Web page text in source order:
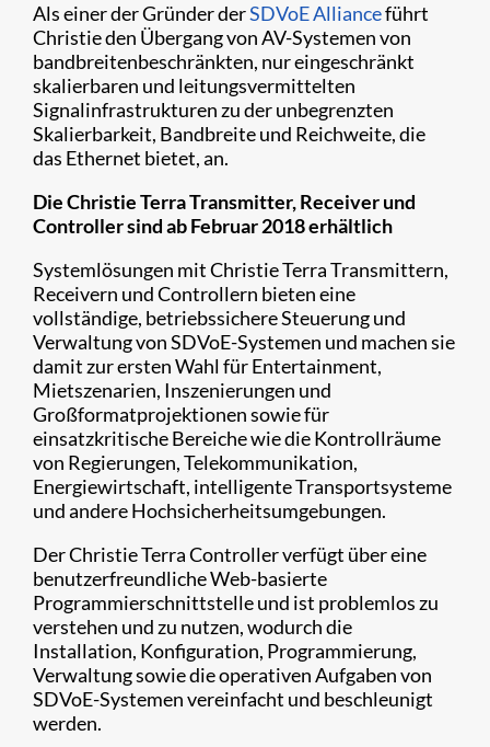
Als einer der Gründer derSDVoE Allianceführt
Christie den Übergang von AV-Systemen von
bandbreitenbeschränkten, nur eingeschränkt
skalierbaren und leitungsvermittelten
Signalinfrastrukturen zu der unbegrenzten
Skalierbarkeit, Bandbreite und Reichweite, die
das Ethernet bietet, an.
Die Christie Terra Transmitter, Receiver und
Controller sind ab Februar 2018 erhältlich
Systemlösungen mit Christie Terra Transmittern,
Receivern und Controllern bieten eine
vollständige, betriebssichere Steuerung und
Verwaltung von SDVoE-Systemen und machen sie
damit zur ersten Wahl für Entertainment,
Mietszenarien, Inszenierungen und
Großformatprojektionen sowie für
einsatzkritische Bereiche wie die Kontrollräume
von Regierungen, Telekommunikation,
Energiewirtschaft, intelligente Transportsysteme
und andere Hochsicherheitsumgebungen.
​Der Christie Terra Controller verfügt über eine
benutzerfreundliche Web-basierte
Programmierschnittstelle und ist problemlos zu
verstehen und zu nutzen, wodurch die
Installation, Konfiguration, Programmierung,
Verwaltung sowie die operativen Aufgaben von
SDVoE-Systemen vereinfacht und beschleunigt
werden.